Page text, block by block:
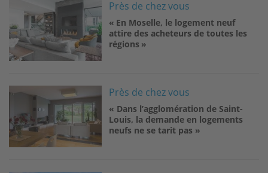
Près de chez vous
« En Moselle, le logement neuf
attire des acheteurs de toutes les
régions »
Image Près de chez vous
« Dans l’agglomération de Saint-
Louis, la demande en logements
neufs ne se tarit pas »